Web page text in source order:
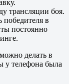
трансляции боя.
в
постоянно
делать в
у телефона была